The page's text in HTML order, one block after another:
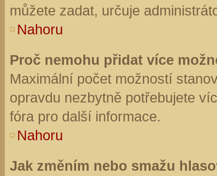
můžete zadat, určuje
Nahoru
Proč nemohu přidat více
Maximální počet možností
opravdu nezbytně potřebujete
fóra pro další informace.
Nahoru
Jak změním nebo smažu